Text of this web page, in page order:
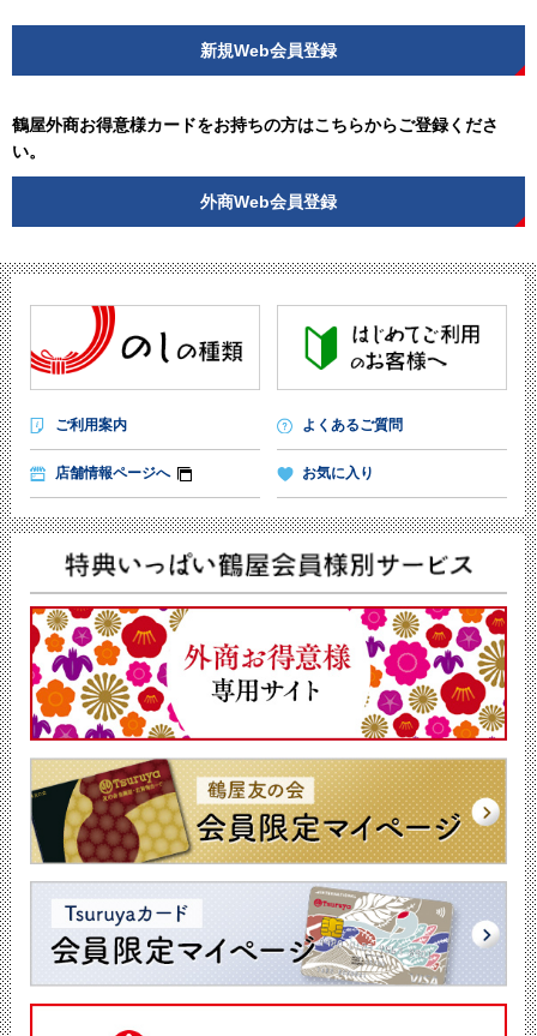
新規Web会員登録
鶴屋外商お得意様カードをお持ちの方はこちらからご登録くださ
い。
外商Web会員登録
ご利用案内 よくあるご質問
店舗情報ページへ お気に入り